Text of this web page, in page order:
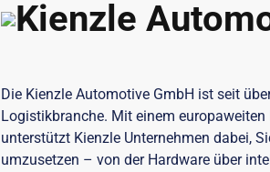
Kienzle
Die Kienzle Automotive GmbH ist seit
Logistikbranche. Mit einem
unterstützt Kienzle Unternehmen dabei,
umzusetzen – von der Hardware über